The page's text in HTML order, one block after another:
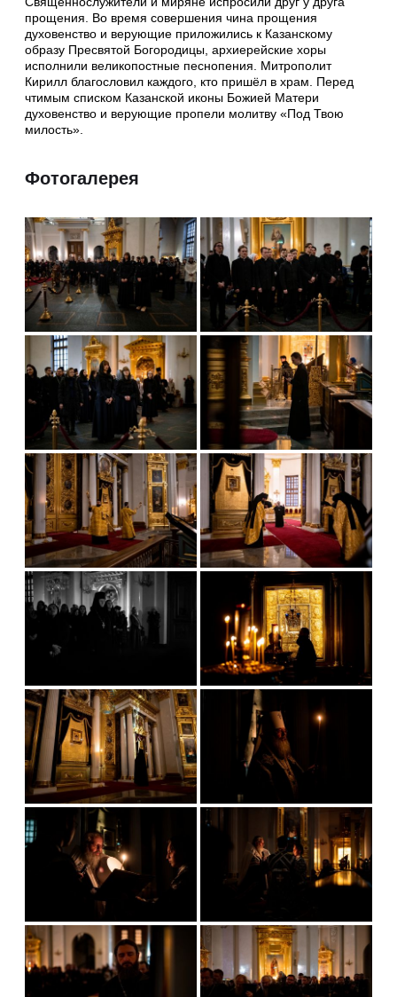
прощения. Во время совершения чина прощения
духовенство и верующие приложились к Казанскому
образу Пресвятой Богородицы, архиерейские хоры
исполнили великопостные песнопения. Митрополит
Кирилл благословил каждого, кто пришёл в храм. Перед
чтимым списком Казанской иконы Божией Матери
духовенство и верующие пропели молитву «Под Твою
милость».
Фотогалерея